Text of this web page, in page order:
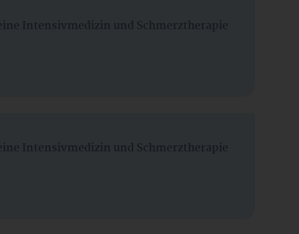
Intensivmedizin und Schmerztherapie
Intensivmedizin und Schmerztherapie